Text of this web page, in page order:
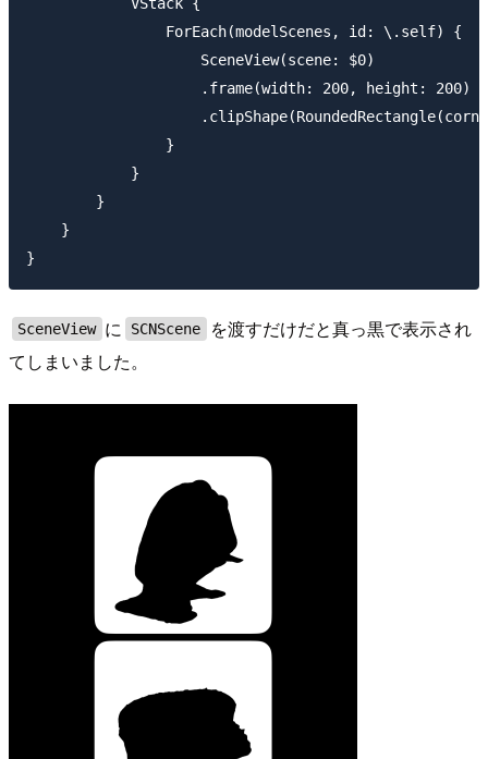
            VStack {
                ForEach(modelScenes, id: \.self) {
                    SceneView(scene: $0)
                    .frame(width: 200, height: 200)
                }
            }
        }
    }
SceneView に SCNScene
を渡すだけだと真っ黒で表示され
てしまいました。